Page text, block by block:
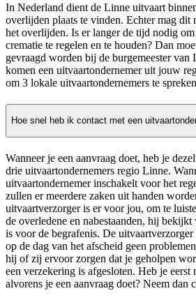
In Nederland dient de Linne uitvaart
overlijden plaats te vinden. Echter mag dit
het overlijden. Is er langer de tijd nodig
crematie te regelen en te houden? Dan
gevraagd worden bij de burgemeester van
komen een uitvaartondernemer uit jouw
om 3 lokale uitvaartondernemers te
Hoe snel heb ik contact met een
Wanneer je een aanvraag doet, heb je
drie uitvaartondernemers regio Linne.
uitvaartondernemer inschakelt voor het
zullen er meerdere zaken uit handen
uitvaartverzorger is er voor jou, om te
de overledene en nabestaanden, hij
is voor de begrafenis. De
op de dag van het afscheid geen
hij of zij ervoor zorgen dat je geholpen
een verzekering is afgesloten. Heb je eerst
alvorens je een aanvraag doet? Neem dan